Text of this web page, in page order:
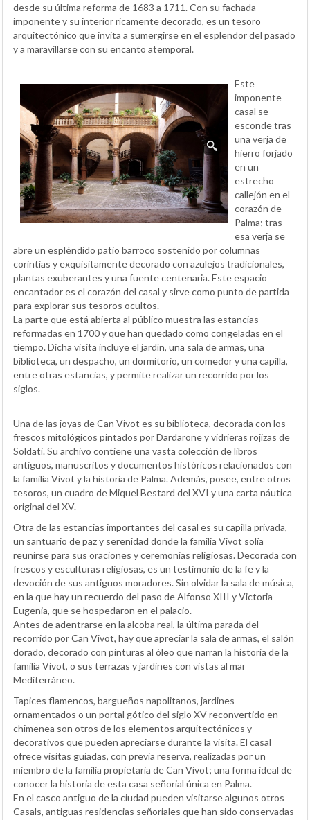
desde su última reforma de 1683 a 1711. Con su fachada
imponente y su interior ricamente decorado, es un tesoro
arquitectónico que invita a sumergirse en el esplendor del pasado
y a maravillarse con su encanto atemporal.
Este
imponente
casal se
esconde tras
una verja de
hierro forjado
en un
estrecho
callejón en el
corazón de
Palma; tras
esa verja se
abre un espléndido patio barroco sostenido por columnas
corintias y exquisitamente decorado con azulejos tradicionales,
plantas exuberantes y una fuente centenaria. Este espacio
encantador es el corazón del casal y sirve como punto de partida
para explorar sus tesoros ocultos.
La parte que está abierta al público muestra las estancias
reformadas en 1700 y que han quedado como congeladas en el
tiempo. Dicha visita incluye el jardín, una sala de armas, una
biblioteca, un despacho, un dormitorio, un comedor y una capilla,
entre otras estancias, y permite realizar un recorrido por los
siglos.
Una de las joyas de Can Vivot es su biblioteca, decorada con los
frescos mitológicos pintados por Dardarone y vidrieras rojizas de
Soldati. Su archivo contiene una vasta colección de libros
antiguos, manuscritos y documentos históricos relacionados con
la familia Vivot y la historia de Palma. Además, posee, entre otros
tesoros, un cuadro de Miquel Bestard del XVI y una carta náutica
original del XV.
Otra de las estancias importantes del casal es su capilla privada,
un santuario de paz y serenidad donde la familia Vivot solía
reunirse para sus oraciones y ceremonias religiosas. Decorada con
frescos y esculturas religiosas, es un testimonio de la fe y la
devoción de sus antiguos moradores. Sin olvidar la sala de música,
en la que hay un recuerdo del paso de Alfonso XIII y Victoria
Eugenia, que se hospedaron en el palacio.
Antes de adentrarse en la alcoba real, la última parada del
recorrido por Can Vivot, hay que apreciar la sala de armas, el salón
dorado, decorado con pinturas al óleo que narran la historia de la
familia Vivot, o sus terrazas y jardines con vistas al mar
Mediterráneo.
Tapices flamencos, bargueños napolitanos, jardines
ornamentados o un portal gótico del siglo XV reconvertido en
chimenea son otros de los elementos arquitectónicos y
decorativos que pueden apreciarse durante la visita. El casal
ofrece visitas guiadas, con previa reserva, realizadas por un
miembro de la familia propietaria de Can Vivot; una forma ideal de
conocer la historia de esta casa señorial única en Palma.
En el casco antiguo de la ciudad pueden visitarse algunos otros
Casals, antiguas residencias señoriales que han sido conservadas